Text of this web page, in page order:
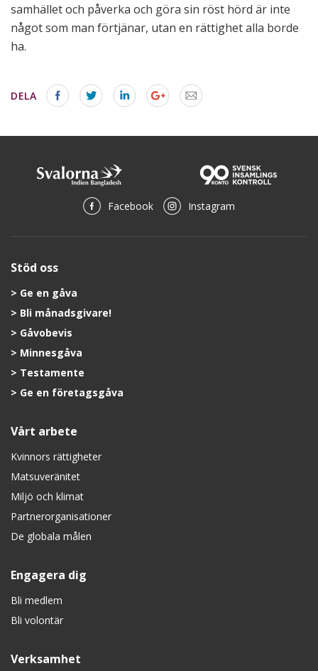
samhället och påverka och göra sin röst hörd är inte
något som man förtjänar, utan en rättighet alla borde
ha.
DELA
Facebook Instagram
Stöd oss
Ge en gåva
Bli månadsgivare!
Gåvobevis
Minnesgåva
Testamente
Ge en företagsgåva
Vårt arbete
Kvinnors rättigheter
Matsuveränitet
Miljö och klimat
Partnerorganisationer
De globala målen
Engagera dig
Bli medlem
Bli volontär
Verksamhet